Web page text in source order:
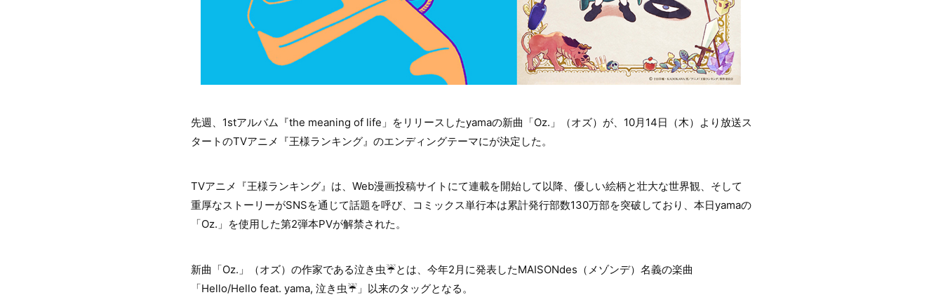
先週、1stアルバム『the meaning of life」をリリースしたyamaの新曲「Oz.」（オズ）が、10月14日（木）より放送ス
タートのTVアニメ『王様ランキング』のエンディングテーマにが決定した。
TVアニメ『王様ランキング』は、Web漫画投稿サイトにて連載を開始して以降、優しい絵柄と壮大な世界観、そして
重厚なストーリーがSNSを通じて話題を呼び、コミックス単行本は累計発行部数130万部を突破しており、本日yamaの
「Oz.」を使用した第2弾本PVが解禁された。
新曲「Oz.」（オズ）の作家である泣き虫☔とは、今年2月に発表したMAISONdes（メゾンデ）名義の楽曲
「Hello/Hello feat. yama, 泣き虫☔」以来のタッグとなる。